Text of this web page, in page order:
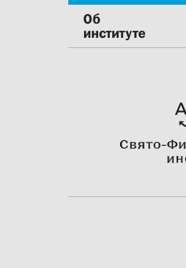
Об
институте